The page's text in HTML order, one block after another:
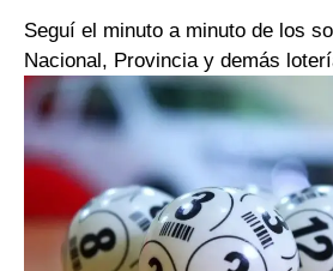
Seguí el minuto a minuto de los
Nacional, Provincia y demás